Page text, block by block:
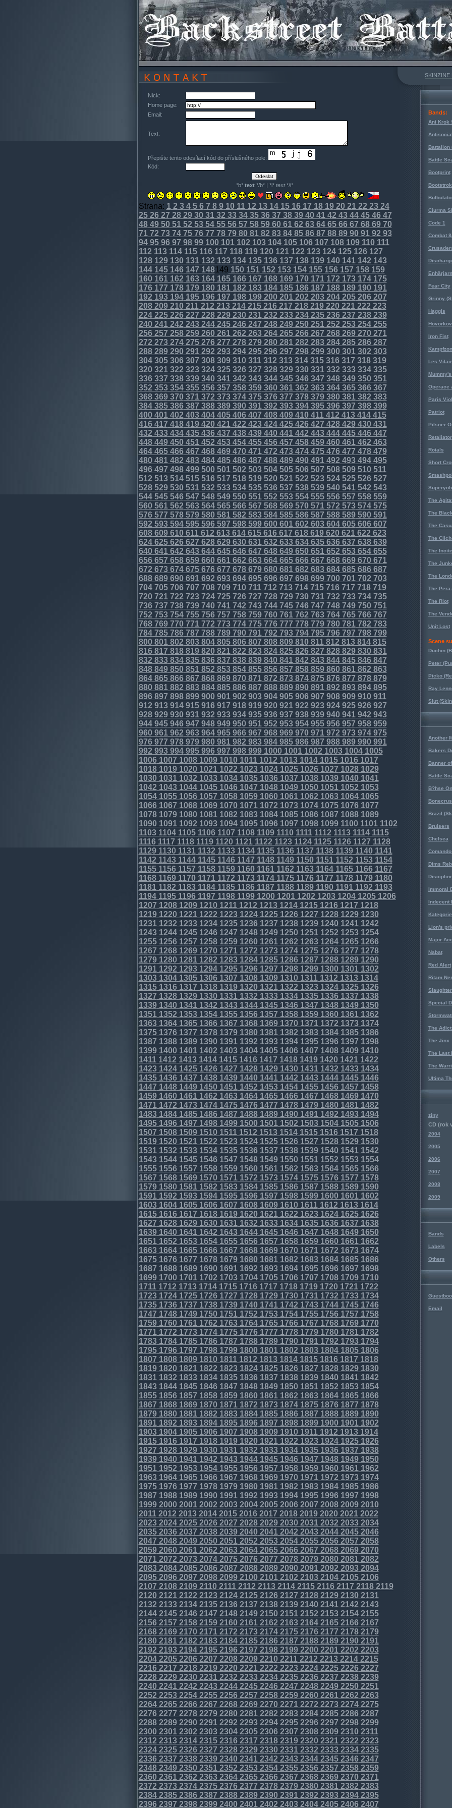
SKINZINE
Nick:
Home page:
Email:
Text:
Přepište tento odesílací kód do příslušného pole:
Kód:
*b* text*/b* | *i* text*/i*
Strana: 12 34567 89101112 1314151617 1819202122 2324
252627 2829303132 3334353637 3839404142 4344454647
4849505152 5354555657 5859606162 6364656667 686970
7172 7374757677 7879808182 8384858687 8889909192 93
94959697 9899100101102 103104105106107 108109110111
112 113114115116117 118119120121122 123124125126127
128129130131132 133134135136137 138139140141142 143
144145146147 148149 150151152 153154155156157 158159
160161162 163164165166167 168169170171172 173174175
176177 178179180181182 183184185186187 188189190191
192 193194195196197 198199200201202 203204205206207
208209210211212 213214215216217 218219220221222 223
224225226227 228229230231232 233234235236237 238239
240241242 243244245246247 248249250251252 253254255
256257 258259260261262 263264265266267 268269270271
272 273274275276277 278279280281282 283284285286287
288289290291292 293294295296297 298299300301302 303
304305306307 308309310311312 313314315316317 318319
320321322 323324325326327 328329330331332 333334335
336337 338339340341342 343344345346347 348349350351
352 353354355356357 358359360361362 363364365366367
368369370371372 373374375376377 378379380381382 383
384385386387 388389390391392 393394395396397 398399
400401402 403404405406407 408409410411412 413414415
416417 418419420421422 423424425426427 428429430431
432 433434435436437 438439440441442 443444445446447
448449450451452 453454455456457 458459460461462 463
464465466467 468469470471472 473474475476477 478479
480481482 483484485486487 488489490491492 493494495
496497 498499500501502 503504505506507 508509510511
512 513514515516517 518519520521522 523524525526527
528529530531532 533534535536537 538539540541542 543
544545546547 548549550551552 553554555556557 558559
560561562 563564565566567 568569570571572 573574575
576577 578579580581582 583584585586587 588589590591
592 593594595596597 598599600601602 603604605606607
608609610611612 613614615616617 618619620621622 623
624625626627 628629630631632 633634635636637 638639
640641642 643644645646647 648649650651652 653654655
656657 658659660661662 663664665666667 668669670671
672 673674675676677 678679680681682 683684685686687
688689690691692 693694695696697 698699700701702 703
704705706707 708709710711712 713714715716717 718719
720721722 723724725726727 728729730731732 733734735
736737 738739740741742 743744745746747 748749750751
752 753754755756757 758759760761762 763764765766767
768769770771772 773774775776777 778779780781782 783
784785786787 788789790791792 793794795796797 798799
800801802 803804805806807 808809810811812 813814815
816817 818819820821822 823824825826827 828829830831
832 833834835836837 838839840841842 843844845846847
848849850851852 853854855856857 858859860861862 863
864865866867 868869870871872 873874875876877 878879
880881882 883884885886887 888889890891892 893894895
896897 898899900901902 903904905906907 908909910911
912 913914915916917 918919920921922 923924925926927
928929930931932 933934935936937 938939940941942 943
944945946947 948949950951952 953954955956957 958959
960961962 963964965966967 968969970971972 973974975
976977 978979980981982 983984985986987 988989990991
992 993994995996997 998999100010011002 100310041005
10061007 10081009101010111012 10131014101510161017
10181019102010211022 10231024102510261027 10281029
103010311032 10331034103510361037 1038103910401041
1042 10431044104510461047 10481049105010511052 1053
1054105510561057 10581059106010611062 106310641065
10661067 10681069107010711072 10731074107510761077
10781079108010811082 10831084108510861087 10881089
109010911092 10931094109510961097 10981099110011011102
11031104110511061107 11081109111011111112 111311141115
11161117 11181119112011211122 11231124112511261127 1128
1129113011311132 11331134113511361137 1138113911401141
1142 11431144114511461147 11481149115011511152 11531154
115511561157 11581159116011611162 11631164116511661167
11681169117011711172 11731174117511761177 117811791180
11811182 11831184118511861187 11881189119011911192 1193
1194119511961197 11981199120012011202 1203120412051206
1207 12081209121012111212 12131214121512161217 1218
1219122012211222 12231224122512261227 122812291230
12311232 12331234123512361237 12381239124012411242
12431244124512461247 12481249125012511252 12531254
125512561257 12581259126012611262 1263126412651266
1267 12681269127012711272 12731274127512761277 1278
1279128012811282 12831284128512861287 128812891290
12911292 12931294129512961297 12981299130013011302
13031304130513061307 13081309131013111312 13131314
131513161317 13181319132013211322 1323132413251326
1327 13281329133013311332 13331334133513361337 1338
1339134013411342 13431344134513461347 134813491350
13511352 13531354135513561357 13581359136013611362
13631364136513661367 13681369137013711372 13731374
137513761377 13781379138013811382 1383138413851386
1387 13881389139013911392 13931394139513961397 1398
1399140014011402 14031404140514061407 140814091410
14111412 14131414141514161417 14181419142014211422
14231424142514261427 14281429143014311432 14331434
143514361437 14381439144014411442 1443144414451446
1447 14481449145014511452 14531454145514561457 1458
1459146014611462 14631464146514661467 146814691470
14711472 14731474147514761477 14781479148014811482
14831484148514861487 14881489149014911492 14931494
149514961497 14981499150015011502 1503150415051506
1507 15081509151015111512 15131514151515161517 1518
1519152015211522 15231524152515261527 152815291530
15311532 15331534153515361537 15381539154015411542
15431544154515461547 15481549155015511552 15531554
155515561557 15581559156015611562 1563156415651566
1567 15681569157015711572 15731574157515761577 1578
1579158015811582 15831584158515861587 158815891590
15911592 15931594159515961597 15981599160016011602
16031604160516061607 16081609161016111612 16131614
161516161617 16181619162016211622 1623162416251626
1627 16281629163016311632 16331634163516361637 1638
1639164016411642 16431644164516461647 164816491650
16511652 16531654165516561657 16581659166016611662
16631664166516661667 16681669167016711672 16731674
167516761677 16781679168016811682 1683168416851686
1687 16881689169016911692 16931694169516961697 1698
1699170017011702 17031704170517061707 170817091710
17111712 17131714171517161717 17181719172017211722
17231724172517261727 17281729173017311732 17331734
173517361737 17381739174017411742 1743174417451746
1747 17481749175017511752 17531754175517561757 1758
1759176017611762 17631764176517661767 176817691770
17711772 17731774177517761777 17781779178017811782
17831784178517861787 17881789179017911792 17931794
179517961797 17981799180018011802 1803180418051806
1807 18081809181018111812 18131814181518161817 1818
1819182018211822 18231824182518261827 182818291830
18311832 18331834183518361837 18381839184018411842
18431844184518461847 18481849185018511852 18531854
185518561857 18581859186018611862 1863186418651866
1867 18681869187018711872 18731874187518761877 1878
1879188018811882 18831884188518861887 188818891890
18911892 18931894189518961897 18981899190019011902
19031904190519061907 19081909191019111912 19131914
191519161917 19181919192019211922 1923192419251926
1927 19281929193019311932 19331934193519361937 1938
1939194019411942 19431944194519461947 194819491950
19511952 19531954195519561957 19581959196019611962
19631964196519661967 19681969197019711972 19731974
197519761977 19781979198019811982 1983198419851986
1987 19881989199019911992 19931994199519961997 1998
1999200020012002 20032004200520062007 200820092010
20112012 20132014201520162017 20182019202020212022
20232024202520262027 20282029203020312032 20332034
203520362037 20382039204020412042 2043204420452046
2047 20482049205020512052 20532054205520562057 2058
2059206020612062 20632064206520662067 206820692070
20712072 20732074207520762077 20782079208020812082
20832084208520862087 20882089209020912092 20932094
209520962097 20982099210021012102 2103210421052106
2107 21082109211021112112 21132114211521162117 21182119
212021212122 21232124212521262127 2128212921302131
2132 21332134213521362137 21382139214021412142 2143
2144214521462147 21482149215021512152 215321542155
21562157 21582159216021612162 21632164216521662167
21682169217021712172 21732174217521762177 21782179
218021812182 21832184218521862187 2188218921902191
2192 21932194219521962197 21982199220022012202 2203
2204220522062207 22082209221022112212 221322142215
22162217 22182219222022212222 22232224222522262227
22282229223022312232 22332234223522362237 22382239
224022412242 22432244224522462247 2248224922502251
2252 22532254225522562257 22582259226022612262 2263
2264226522662267 22682269227022712272 227322742275
22762277 22782279228022812282 22832284228522862287
22882289229022912292 22932294229522962297 22982299
230023012302 23032304230523062307 2308230923102311
2312 23132314231523162317 23182319232023212322 2323
2324232523262327 23282329233023312332 233323342335
23362337 23382339234023412342 23432344234523462347
23482349235023512352 23532354235523562357 23582359
236023612362 23632364236523662367 2368236923702371
2372 23732374237523762377 23782379238023812382 2383
2384238523862387 23882389239023912392 239323942395
23962397 23982399240024012402 24032404240524062407
Bands:
Ani Krok
Battalion
Battle
Bootprint
Ciurma
Code 1
Combat
Fear City
Grinny
Haggis
Iron Fist
Les
Operace
Paris
Patriot
Pilsner
Retaliator
Roials
Short
Superyob
The
The
The
The
The
The
The
The
The Riot
The
Unit Lost
Scene
Duchin
Peter
Picko
Ray
Slut
Another
Bakers
Banner
Battle
B?hse
Brazil
Bruisers
Chelsea
Dims
Immoral
Indecent
Lion's
Major
Nabat
Red Alert
Ritam
Special
The
The Jinx
The Last
The
Ultima
ziny
CD (rok
2004
2005
2006
2007
2008
2009
Bands
Labels
Others
Email